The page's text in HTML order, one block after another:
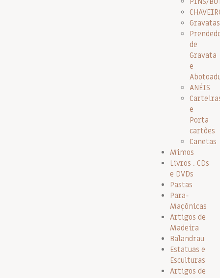
Gravatas
de
Gravata
e
ANÉIS
e
Porta
cartões
Canetas
Mimos
Livros , CDs
e DVDs
Pastas
Para-
Maçônicas
Artigos de
Madeira
Balandrau
Estatuas e
Esculturas
Artigos de